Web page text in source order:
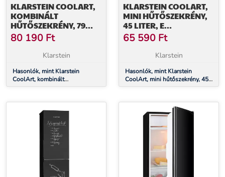
KLARSTEIN COOLART,
KOMBINÁLT
HŰTŐSZEKRÉNY, 79
LITER, E
ENERGIAHATÉKONYSÁGI
OSZTÁLY, 9 LITER
FORMATERVEZETT
AJTÓ
80 190 Ft
Klarstein
Hasonlók, mint Klarstein
CoolArt, kombinált
hűtőszekrény, 79 liter, E
liter fagyasztó, formatervezett
KLARSTEIN COOLART,
MINI HŰTŐSZEKRÉNY,
45 LITER, E
ENERGIAHATÉKONYSÁGI
OSZTÁLY, 1,5 LITER
FAGYASZTÓ,
AJTÓ
65 590 Ft
Klarstein
Hasonlók, mint Klarstein
CoolArt, mini hűtőszekrény, 45
liter, E energiahatékonysági
formatervezett ajtó